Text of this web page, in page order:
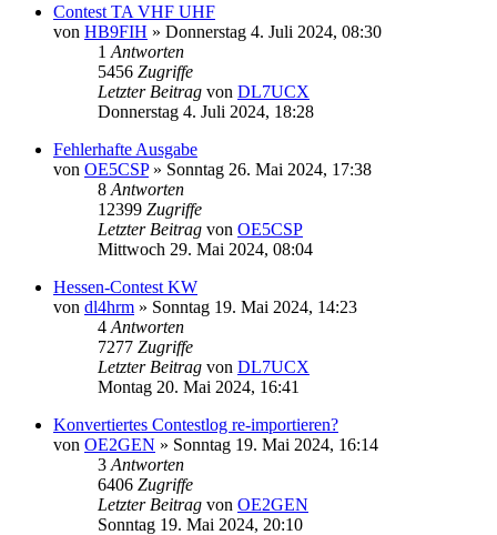
Contest TA VHF UHF
von HB9FIH » Donnerstag 4. Juli 2024, 08:30
1 Antworten
5456 Zugriffe
Letzter Beitrag von DL7UCX
Donnerstag 4. Juli 2024, 18:28
Fehlerhafte Ausgabe
von OE5CSP» Sonntag 26. Mai 2024, 17:38
8 Antworten
12399 Zugriffe
Letzter Beitrag von OE5CSP
Mittwoch 29. Mai 2024, 08:04
Hessen-Contest KW
von dl4hrm » Sonntag 19. Mai 2024, 14:23
4 Antworten
7277 Zugriffe
Letzter Beitrag von DL7UCX
Montag 20. Mai 2024, 16:41
Konvertiertes Contestlog re-importieren?
von OE2GEN » Sonntag 19. Mai 2024, 16:14
3 Antworten
6406 Zugriffe
Letzter Beitrag von OE2GEN
Sonntag 19. Mai 2024, 20:10